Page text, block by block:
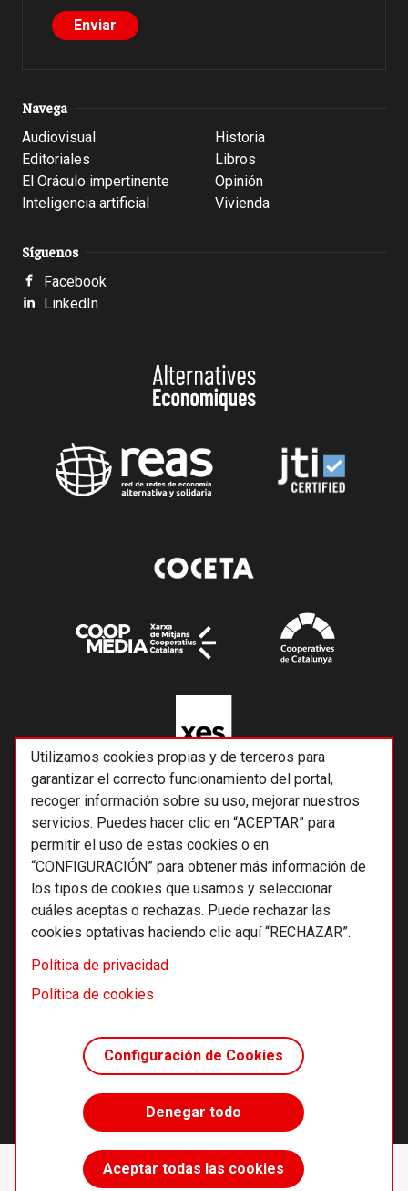
Utilizamos cookies propias y de terceros para
garantizar el correcto funcionamiento del portal,
recoger información sobre su uso, mejorar nuestros
servicios. Puedes hacer clic en “ACEPTAR” para
permitir el uso de estas cookies o en
“CONFIGURACIÓN” para obtener más información de
los tipos de cookies que usamos y seleccionar
cuáles aceptas o rechazas. Puede rechazar las
cookies optativas haciendo clic aquí “RECHAZAR”.
Política de privacidad
Política de cookies
Configuración de Cookies
Denegar todo
Aceptar todas las cookies
Accede sin límites
Suscríbete
Navega
Audiovisual
Editoriales
El Oráculo impertinente
Inteligencia artificial
Historia
Libros
Opinión
Vivienda
Síguenos
Facebook
LinkedIn
© 2026 Alternativas económicas SCCL
Footer
Términos y condiciones de uso
Política de cookies
Principios editoriales